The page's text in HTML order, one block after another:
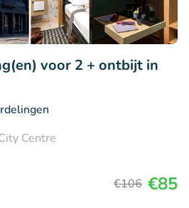
voor 2 + ontbijt in
Centre
€106 €85